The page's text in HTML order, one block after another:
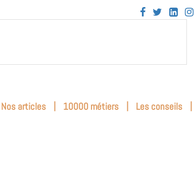
   
Nos articles | 10000 métiers | Les conseils |